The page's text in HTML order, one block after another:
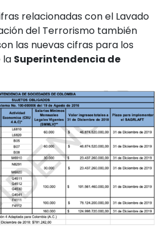
relacionadas con el Lavado
del Terrorismo también
las nuevas cifras para los
la Superintendencia de